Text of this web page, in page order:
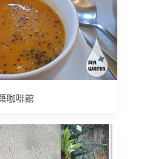
咖啡館